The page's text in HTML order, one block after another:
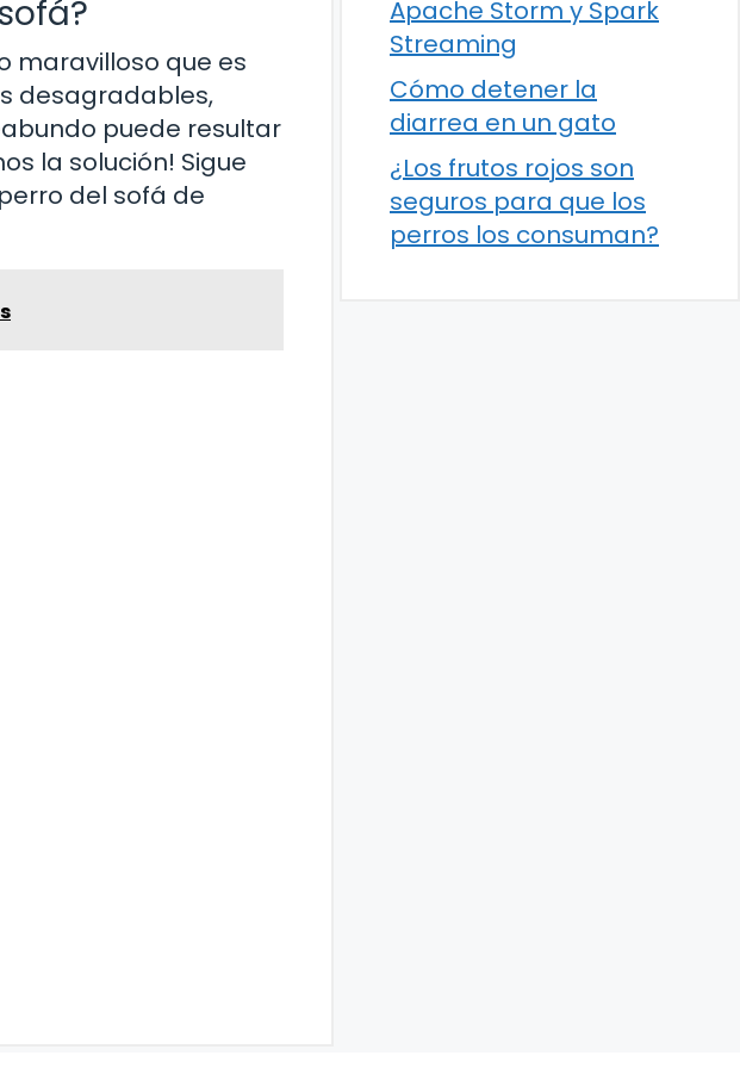
maravilloso que es
desagradables,
puede resultar
la solución! Sigue
del sofá de
Apache Storm y Spark
Streaming
Cómo detener la
diarrea en un gato
¿Los frutos rojos son
seguros para que los
perros los consuman?